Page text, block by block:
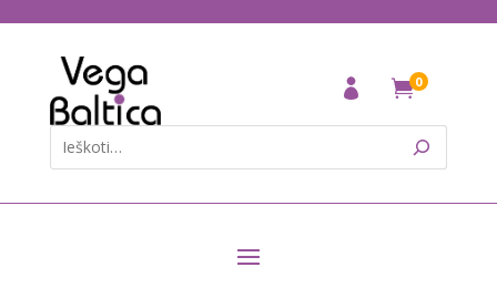
0